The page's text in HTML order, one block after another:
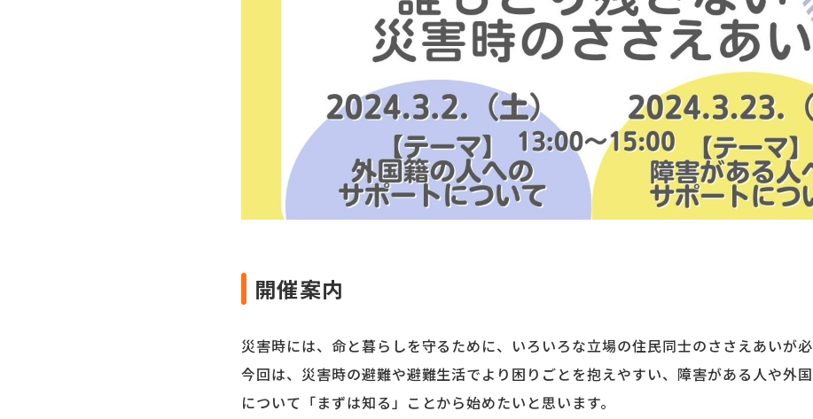
開催案内
災害時には、命と暮らしを守るために、いろいろな立場の住⺠同士のささえあいが必
今回は、災害時の避難や避難生活でより困りごとを抱えやすい、障害がある人や外
について「まずは知る」ことから始めたいと思います。